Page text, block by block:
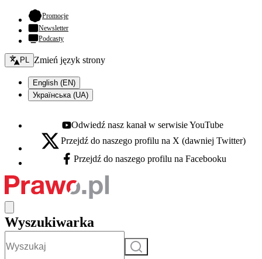
Promocje- otwiera się w nowej karcie
Newsletter
Podcasty
Zmień język - bieżący:
PL Zmień język strony
English (EN)
Українська (UA)
Youtube - otwiera się w nowej karcie
Odwiedź nasz kanał w serwisie YouTube
X - otwiera się w nowej karcie
Przejdź do naszego profilu na X (dawniej Twitter)
Facebook - otwiera się w nowej karcie
Przejdź do naszego profilu na Facebooku
Wyszukiwarka
Szukaj